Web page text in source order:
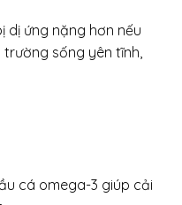
dị ứng nặng hơn nếu
sống yên tĩnh,
cá omega-3 giúp cải